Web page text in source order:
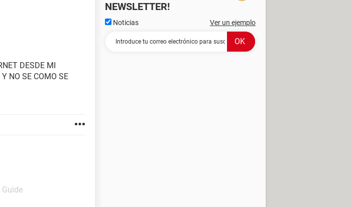
DESDE MI
NO SE COMO SE
Guide
NEWSLETTER!
Noticias Ver un ejemplo